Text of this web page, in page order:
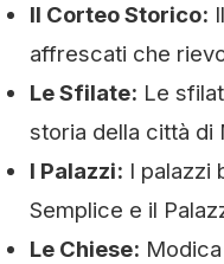
Il Corteo Storico:
affrescati che
Le Sfilate: Le
storia della città di
I Palazzi: I palazzi
Semplice e il
Le Chiese: